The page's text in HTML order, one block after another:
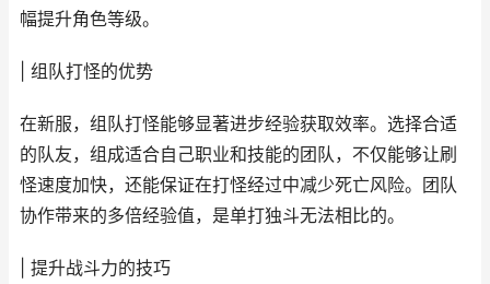
幅提升角色等级。
| 组队打怪的优势
在新服，组队打怪能够显著进步经验获取效率。选择合适
的队友，组成适合自己职业和技能的团队，不仅能够让刷
怪速度加快，还能保证在打怪经过中减少死亡风险。团队
协作带来的多倍经验值，是单打独斗无法相比的。
| 提升战斗力的技巧